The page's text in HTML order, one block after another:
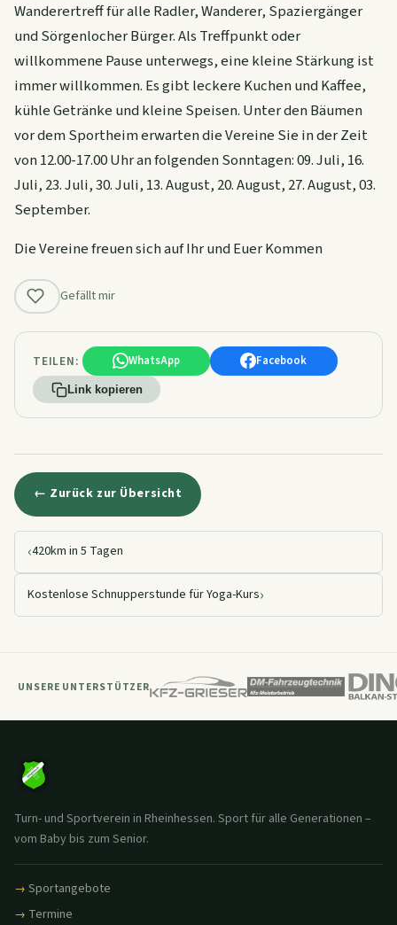
Wanderertreff für alle Radler, Wanderer, Spaziergänger
und Sörgenlocher Bürger. Als Treffpunkt oder
willkommene Pause unterwegs, eine kleine Stärkung ist
immer willkommen. Es gibt leckere Kuchen und Kaffee,
kühle Getränke und kleine Speisen. Unter den Bäumen
vor dem Sportheim erwarten die Vereine Sie in der Zeit
von 12.00-17.00 Uhr an folgenden Sonntagen: 09. Juli, 16.
Juli, 23. Juli, 30. Juli, 13. August, 20. August, 27. August, 03.
September.
Die Vereine freuen sich auf Ihr und Euer Kommen
Gefällt mir
TEILEN: WhatsApp Facebook
Link kopieren
← Zurück zur Übersicht
‹420km in 5 Tagen
Kostenlose Schnupperstunde für Yoga-Kurs›
UNSERE UNTERSTÜTZER
Turn- und Sportverein in Rheinhessen. Sport für alle Generationen –
vom Baby bis zum Senior.
Sportangebote
Termine